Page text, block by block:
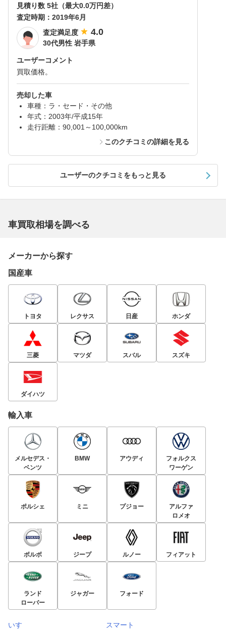
見積り数 5社（最大0.0万円差）
査定時期： 2019年6月
査定満足度
4.0
30代男性 岩手県
ユーザーコメント
買取価格。
売却した車
車種：ラ・セード・その他
年式：2003年/平成15年
走行距離：90,001～100,000km
このクチコミの詳細を見る
ユーザーのクチコミをもっと見る
車買取相場を調べる
メーカーから探す
国産車
トヨタ レクサス 日産 ホンダ
三菱 マツダ スバル スズキ
ダイハツ
輸入車
メルセデス・
ベンツ
BMW アウディ
フォルクス
ワーゲン
ポルシェ ミニ プジョー
アルファ
ロメオ
ボルボ ジープ ルノー フィアット
ランド
ローバー
ジャガー フォード
いすゞ スマート